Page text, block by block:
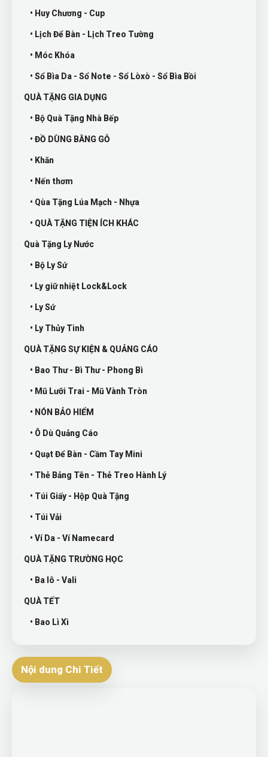
• Huy Chương - Cup
• Lịch Để Bàn - Lịch Treo Tường
• Móc Khóa
• Sổ Bìa Da - Sổ Note - Sổ Lòxò - Sổ Bìa Bồi
QUÀ TẶNG GIA DỤNG
• Bộ Quà Tặng Nhà Bếp
• ĐỒ DÙNG BẰNG GỖ
• Khăn
• Nến thơm
• Qùa Tặng Lúa Mạch - Nhựa
• QUÀ TẶNG TIỆN ÍCH KHÁC
Quà Tặng Ly Nước
• Bộ Ly Sứ
• Ly giữ nhiệt Lock&Lock
• Ly Sứ
• Ly Thủy Tinh
QUÀ TẶNG SỰ KIỆN & QUẢNG CÁO
• Bao Thư - Bì Thư - Phong Bì
• Mũ Lưỡi Trai - Mũ Vành Tròn
• NÓN BẢO HIỂM
• Ô Dù Quảng Cáo
• Quạt Để Bàn - Cầm Tay Mini
• Thẻ Bảng Tên - Thẻ Treo Hành Lý
• Túi Giấy - Hộp Quà Tặng
• Túi Vải
• Ví Da - Ví Namecard
QUÀ TẶNG TRƯỜNG HỌC
• Ba lô - Vali
QUÀ TẾT
• Bao Lì Xì
Nội dung Chi Tiết